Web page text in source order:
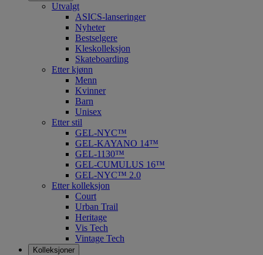
Utvalgt
ASICS-lanseringer
Nyheter
Bestselgere
Kleskolleksjon
Skateboarding
Etter kjønn
Menn
Kvinner
Barn
Unisex
Etter stil
GEL-NYC™
GEL-KAYANO 14™
GEL-1130™
GEL-CUMULUS 16™
GEL-NYC™ 2.0
Etter kolleksjon
Court
Urban Trail
Heritage
Vis Tech
Vintage Tech
Kolleksjoner